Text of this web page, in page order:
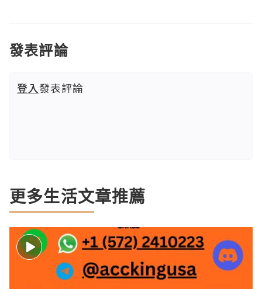
發表評論
登入發表評論
更多生活文章推薦